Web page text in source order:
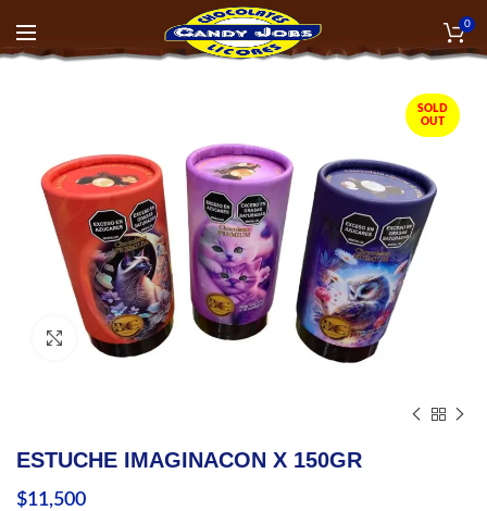
0
SOLD
OUT
Click to enlarge
ESTUCHE IMAGINACON X 150GR
$11,500